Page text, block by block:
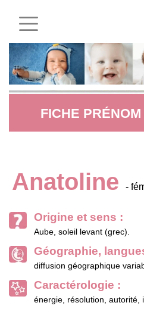
FICHE
Anatoline -
Origine et sens :
Aube, soleil levant (grec).
Géographie,
diffusion géographique
Caractérologie :
énergie, résolution, autorité,